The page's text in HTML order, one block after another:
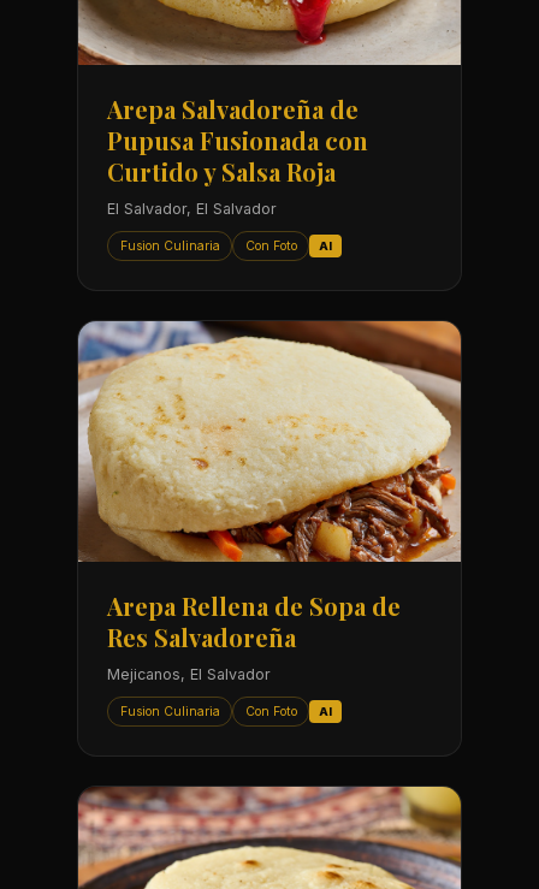
Arepa Salvadoreña de
Pupusa Fusionada con
Curtido y Salsa Roja
El Salvador, El Salvador
Fusion Culinaria Con Foto AI
Arepa Rellena de Sopa de
Res Salvadoreña
Mejicanos, El Salvador
Fusion Culinaria Con Foto AI